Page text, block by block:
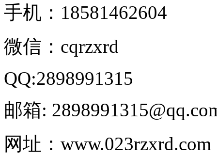
手机：18581462604
微信：cqrzxrd
QQ:2898991315
邮箱:
网址：www.023rzxrd.com